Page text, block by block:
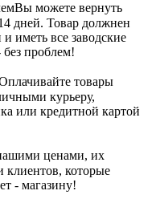
Вы можете вернуть
дней. Товар должнен
иметь все заводские
проблем!
товары
курьеру,
или кредитной картой
ценами, их
клиентов, которые
- магазину!